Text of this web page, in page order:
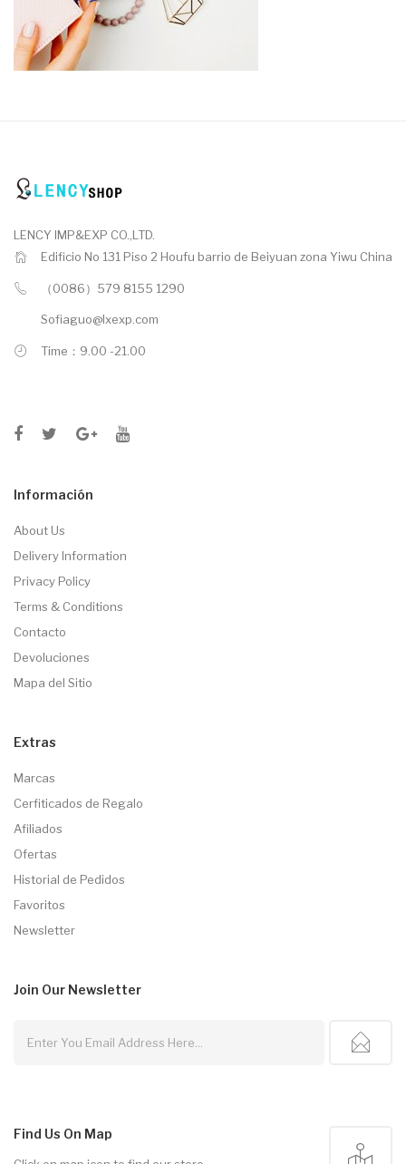
LENCY IMP&EXP CO.,LTD.
Edificio No 131 Piso 2 Houfu barrio de Beiyuan zona Yiwu China
（0086）579 8155 1290
Sofiaguo@lxexp.com
Time：9.00 -21.00
Información
About Us
Delivery Information
Privacy Policy
Terms & Conditions
Contacto
Devoluciones
Mapa del Sitio
Extras
Marcas
Cerfiticados de Regalo
Afiliados
Ofertas
Historial de Pedidos
Favoritos
Newsletter
Join Our Newsletter
Find Us On Map